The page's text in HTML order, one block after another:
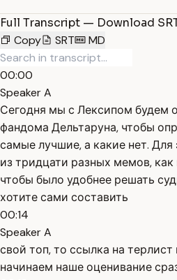
Full Transcript — Download
Copy
SRT MD
00:00
Speaker A
Сегодня мы с Лексипом будем
фандома Дельтаруна, чтобы
самые лучшие, а какие нет. Для
из тридцати разных мемов,
чтобы было удобнее решать
хотите сами составить
00:14
Speaker A
свой топ, то ссылка на
начинаем наше оценивание